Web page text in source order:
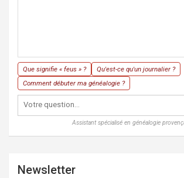
Que signifie « feus » ?
Qu'est-ce qu'un journalier ?
Comment débuter ma généalogie ?
Assistant spécialisé en généalogie
Newsletter